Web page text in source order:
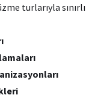
turlarıyla